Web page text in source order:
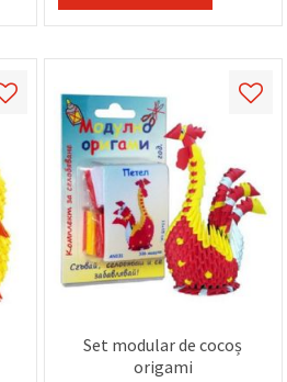
Set modular de cocoș
origami